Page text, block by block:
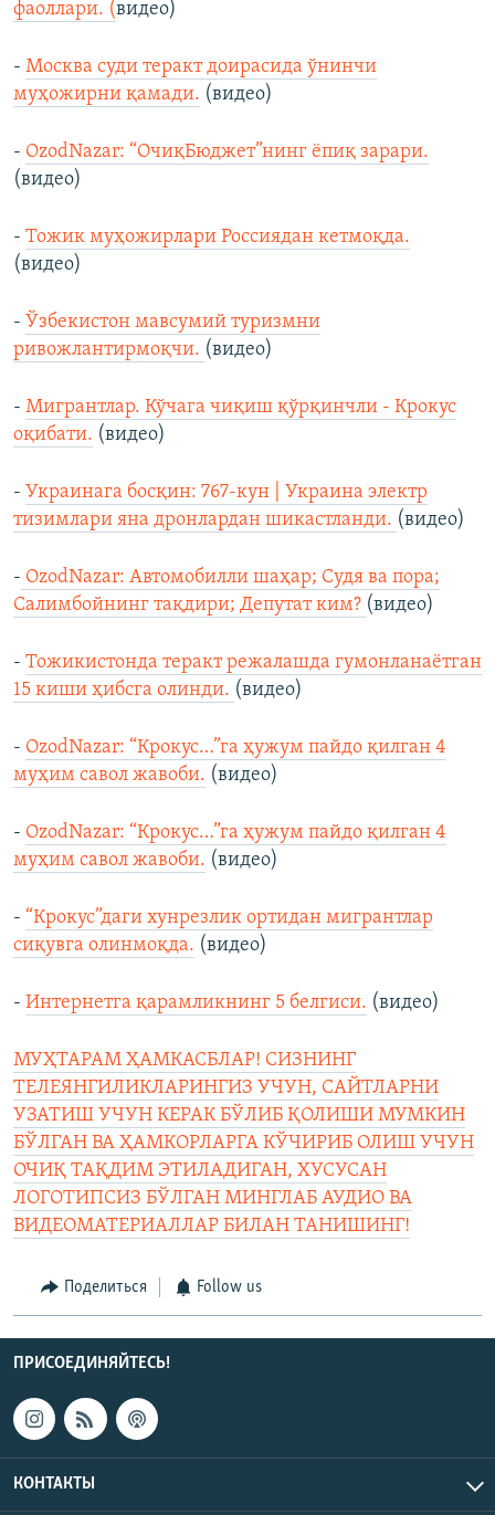
фаоллари. (видео)
- Москва суди теракт доирасида ўнинчи
муҳожирни қамади. (видео)
- OzodNazar: “ОчиқБюджет”нинг ёпиқ зарари.
(видео)
- Тожик муҳожирлари Россиядан кетмоқда.
(видео)
- Ўзбекистон мавсумий туризмни
ривожлантирмоқчи. (видео)
- Мигрантлар. Кўчага чиқиш қўрқинчли - Крокус
оқибати. (видео)
- Украинага босқин: 767-кун | Украина электр
тизимлари яна дронлардан шикастланди. (видео)
- OzodNazar: Автомобилли шаҳар; Судя ва пора;
Салимбойнинг тақдири; Депутат ким? (видео)
- Тожикистонда теракт режалашда гумонланаётган
15 киши ҳибсга олинди. (видео)
- OzodNazar: “Крокус…”га ҳужум пайдо қилган 4
муҳим савол жавоби. (видео)
- OzodNazar: “Крокус…”га ҳужум пайдо қилган 4
муҳим савол жавоби. (видео)
- “Крокус”даги хунрезлик ортидан мигрантлар
сиқувга олинмоқда. (видео)
- Интернетга қарамликнинг 5 белгиси. (видео)
МУҲТАРАМ ҲАМКАСБЛАР! СИЗНИНГ
ТЕЛЕЯНГИЛИКЛАРИНГИЗ УЧУН, САЙТЛАРНИ
УЗАТИШ УЧУН КЕРАК БЎЛИБ ҚОЛИШИ МУМКИН
БЎЛГАН ВА ҲАМКОРЛАРГА КЎЧИРИБ ОЛИШ УЧУН
ОЧИҚ ТАҚДИМ ЭТИЛАДИГАН, ХУСУСАН
ЛОГОТИПСИЗ БЎЛГАН МИНГЛАБ АУДИО ВА
ВИДЕОМАТЕРИАЛЛАР БИЛАН ТАНИШИНГ!
Поделиться Follow us
ПРИСОЕДИНЯЙТЕСЬ!
КОНТАКТЫ